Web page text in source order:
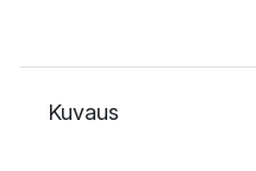
Kuvaus